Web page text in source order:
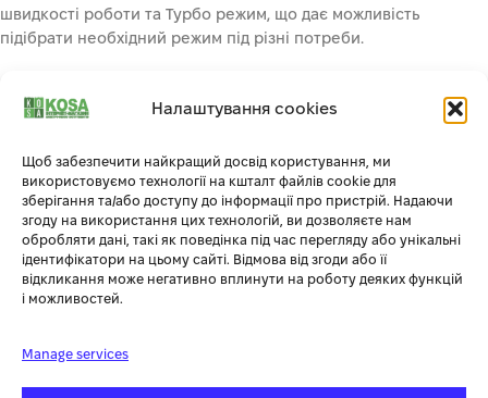
Налаштування cookies
Щоб забезпечити найкращий досвід користування, ми
використовуємо технології на кшталт файлів cookie для
зберігання та/або доступу до інформації про пристрій. Надаючи
згоду на використання цих технологій, ви дозволяєте нам
обробляти дані, такі як поведінка під час перегляду або унікальні
ідентифікатори на цьому сайті. Відмова від згоди або її
відкликання може негативно вплинути на роботу деяких функцій
і можливостей.
Manage services
швидкості роботи та Турбо режим, що дає можливість
підібрати необхідний режим під різні потреби.
збирається та запускається, практично не потребує
ЕКОНОМІЧНА ВИГОДА
складають саме акумулятори, а можливість використовувати